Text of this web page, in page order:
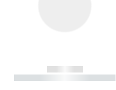
------------
----------- ----------- ----------